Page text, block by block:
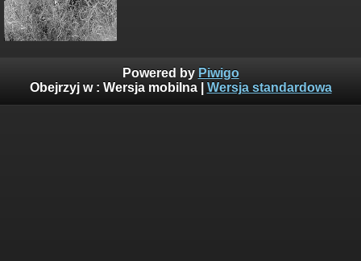
Powered by Piwigo
Obejrzyj w : Wersja mobilna| Wersja standardowa